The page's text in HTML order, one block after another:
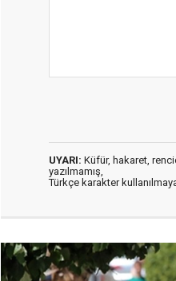
UYARI: Küfür, hakaret,
yazılmamış,
Türkçe karakter